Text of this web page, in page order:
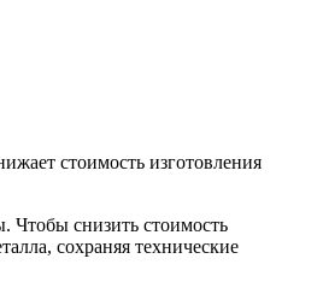
стоимость изготовления
Чтобы снизить стоимость
сохраняя технические